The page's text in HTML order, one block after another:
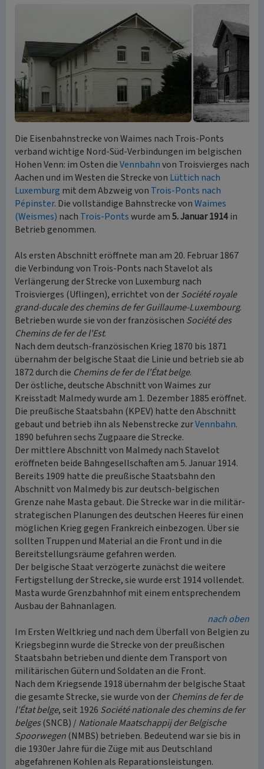
Die Eisenbahnstrecke von Waimes nach Trois-Ponts
verband wichtige Nord-Süd-Verbindungen im belgischen
Hohen Venn: im Osten dieVennbahnvon Troisvierges nach
Aachen und im Westen die Strecke von Lüttich nach
Luxemburg mit dem Abzweig von Trois-Ponts nach
Pépinster. Die vollständige Bahnstrecke vonWaimes
(Weismes) nach Trois-Pontswurde am5. Januar 1914in
Betrieb genommen.
Als ersten Abschnitt eröffnete man am 20. Februar 1867
die Verbindung von Trois-Ponts nach Stavelot als
Verlängerung der Strecke von Luxemburg nach
Troisvierges (Uflingen), errichtet von derSociété royale
grand-ducale des chemins de fer Guillaume-Luxembourg.
Betrieben wurde sie von der französischen Société des
Chemins de fer de l'Est.
Nach dem deutsch-französischen Krieg 1870 bis 1871
übernahm der belgische Staat die Linie und betrieb sie ab
1872 durch die Chemins de fer de l'État belge.
Der östliche, deutsche Abschnitt von Waimes zur
Kreisstadt Malmedy wurde am 1. Dezember 1885 eröffnet.
Die preußische Staatsbahn (KPEV) hatte den Abschnitt
gebaut und betrieb ihn als Nebenstrecke zurVennbahn.
1890 befuhren sechs Zugpaare die Strecke.
Der mittlere Abschnitt von Malmedy nach Stavelot
eröffneten beide Bahngesellschaften am 5. Januar 1914.
Bereits 1909 hatte die preußische Staatsbahn den
Abschnitt von Malmedy bis zur deutsch-belgischen
Grenze nahe Masta gebaut. Die Strecke war in die militär-
strategischen Planungen des deutschen Heeres für einen
möglichen Krieg gegen Frankreich einbezogen. Über sie
sollten Truppen und Material an die Front und in die
Bereitstellungsräume gefahren werden.
Der belgische Staat verzögerte zunächst die weitere
Fertigstellung der Strecke, sie wurde erst 1914 vollendet.
Masta wurde Grenzbahnhof mit einem entsprechendem
Ausbau der Bahnanlagen.
nach oben
Im Ersten Weltkrieg und nach dem Überfall von Belgien zu
Kriegsbeginn wurde die Strecke von der preußischen
Staatsbahn betrieben und diente dem Transport von
militärischen Gütern und Soldaten an die Front.
Nach dem Kriegsende 1918 übernahm der belgische Staat
die gesamte Strecke, sie wurde von der Chemins de fer de
l'État belge, seit 1926 Société nationale des chemins de fer
belges(SNCB) /Nationale Maatschappij der Belgische
Spoorwegen(NMBS) betrieben. Bedeutend war sie bis in
die 1930er Jahre für die Züge mit aus Deutschland
abgefahrenen Kohlen als Reparationsleistungen.